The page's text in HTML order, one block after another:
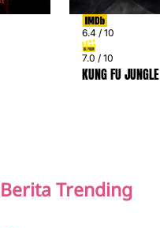
6.4 / 10
7.0 / 10
KUNG FU JUNGLE
Berita Trending